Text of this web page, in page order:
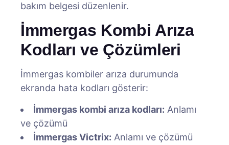
bakım belgesi düzenlenir.
İmmergas Kombi Arıza
Kodları ve Çözümleri
İmmergas kombiler arıza durumunda
ekranda hata kodları gösterir:
İmmergas kombi arıza kodları: Anlamı
ve çözümü
İmmergas Victrix: Anlamı ve çözümü